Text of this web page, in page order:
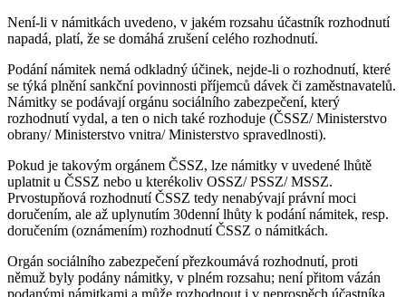
Není-li v námitkách uvedeno, v jakém rozsahu účastník rozhodnutí
napadá, platí, že se domáhá zrušení celého rozhodnutí.
Podání námitek nemá odkladný účinek, nejde-li o rozhodnutí, které
se týká plnění sankční povinnosti příjemců dávek či zaměstnavatelů.
Námitky se podávají orgánu sociálního zabezpečení, který
rozhodnutí vydal, a ten o nich také rozhoduje (ČSSZ/ Ministerstvo
obrany/ Ministerstvo vnitra/ Ministerstvo spravedlnosti).
Pokud je takovým orgánem ČSSZ, lze námitky v uvedené lhůtě
uplatnit u ČSSZ nebo u kterékoliv OSSZ/ PSSZ/ MSSZ.
Prvostupňová rozhodnutí ČSSZ tedy nenabývají právní moci
doručením, ale až uplynutím 30denní lhůty k podání námitek, resp.
doručením (oznámením) rozhodnutí ČSSZ o námitkách.
Orgán sociálního zabezpečení přezkoumává rozhodnutí, proti
němuž byly podány námitky, v plném rozsahu; není přitom vázán
podanými námitkami a může rozhodnout i v neprospěch účastníka